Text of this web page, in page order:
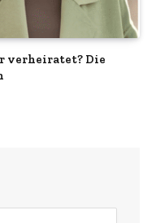
verheiratet? Die